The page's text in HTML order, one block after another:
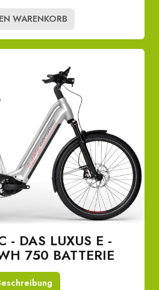
WARENKORB
- DAS LUXUS E -
750 BATTERIE